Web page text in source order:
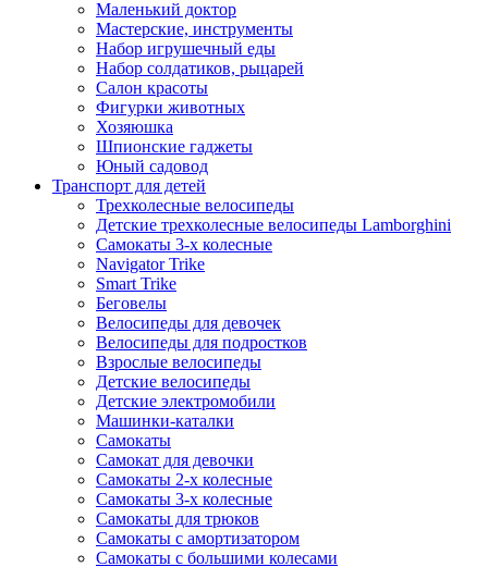
Маленький доктор
Мастерские, инструменты
Набор игрушечный еды
Набор солдатиков, рыцарей
Салон красоты
Фигурки животных
Хозяюшка
Шпионские гаджеты
Юный садовод
Транспорт для детей
Трехколесные велосипеды
Детские трехколесные велосипеды Lamborghini
Самокаты 3-х колесные
Navigator Trike
Smart Trike
Беговелы
Велосипеды для девочек
Велосипеды для подростков
Взрослые велосипеды
Детские велосипеды
Детские электромобили
Машинки-каталки
Самокаты
Самокат для девочки
Самокаты 2-х колесные
Самокаты 3-х колесные
Самокаты для трюков
Самокаты с амортизатором
Самокаты с большими колесами